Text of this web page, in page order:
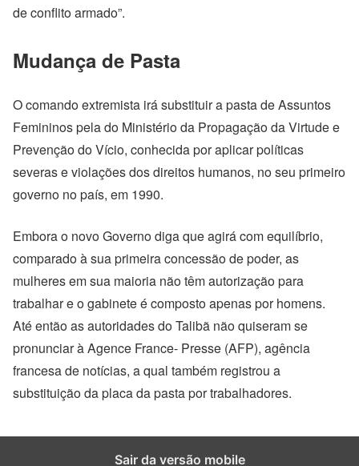
de conflito armado”.
Mudança de Pasta
O comando extremista irá substituir a pasta de Assuntos
Femininos pela do Ministério da Propagação da Virtude e
Prevenção do Vício, conhecida por aplicar políticas
severas e violações dos direitos humanos, no seu primeiro
governo no país, em 1990.
Embora o novo Governo diga que agirá com equilíbrio,
comparado à sua primeira concessão de poder, as
mulheres em sua maioria não têm autorização para
trabalhar e o gabinete é composto apenas por homens.
Até então as autoridades do Talibã não quiseram se
pronunciar à Agence France- Presse (AFP), agência
francesa de notícias, a qual também registrou a
substituição da placa da pasta por trabalhadores.
Sair da versão mobile